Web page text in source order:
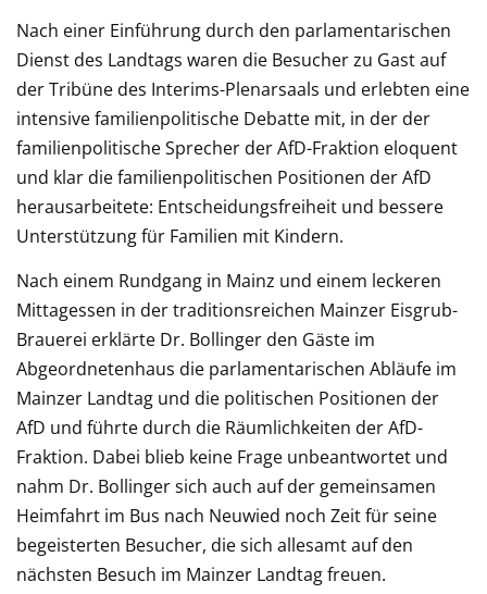
Nach einer Einführung durch den parlamentarischen
Dienst des Landtags waren die Besucher zu Gast auf
der Tribüne des Interims-Plenarsaals und erlebten eine
intensive familienpolitische Debatte mit, in der der
familienpolitische Sprecher der AfD-Fraktion eloquent
und klar die familienpolitischen Positionen der AfD
herausarbeitete: Entscheidungsfreiheit und bessere
Unterstützung für Familien mit Kindern.
Nach einem Rundgang in Mainz und einem leckeren
Mittagessen in der traditionsreichen Mainzer Eisgrub-
Brauerei erklärte Dr. Bollinger den Gäste im
Abgeordnetenhaus die parlamentarischen Abläufe im
Mainzer Landtag und die politischen Positionen der
AfD und führte durch die Räumlichkeiten der AfD-
Fraktion. Dabei blieb keine Frage unbeantwortet und
nahm Dr. Bollinger sich auch auf der gemeinsamen
Heimfahrt im Bus nach Neuwied noch Zeit für seine
begeisterten Besucher, die sich allesamt auf den
nächsten Besuch im Mainzer Landtag freuen.